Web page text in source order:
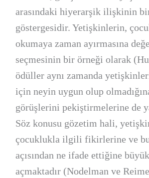
arasındaki hiyerarşik ilişkinin
göstergesidir. Yetişkinlerin,
okumaya zaman ayırmasına
seçmesinin bir örneği olarak
ödüller aynı zamanda
için neyin uygun olup
görüşlerini pekiştirmelerine de
Söz konusu gözetim hali,
çocuklukla ilgili fikirlerine ve
açısından ne ifade ettiğine
açmaktadır (Nodelman ve